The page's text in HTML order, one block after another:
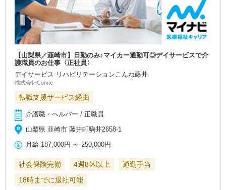
【山梨県／韮崎市】日勤のみ♪マイカー通勤可◎デイサービスで介
護職員のお仕事〈正社員〉
デイサービス リハビリテーションこんね藤井
株式会社Conne
転職支援サービス経由
介護職・ヘルパー / 正職員
山梨県 韮崎市 藤井町駒井2658-1
月給 187,000円 ～ 250,000円
社会保険完備 4週8休以上
通勤手当
18時までに退社可能